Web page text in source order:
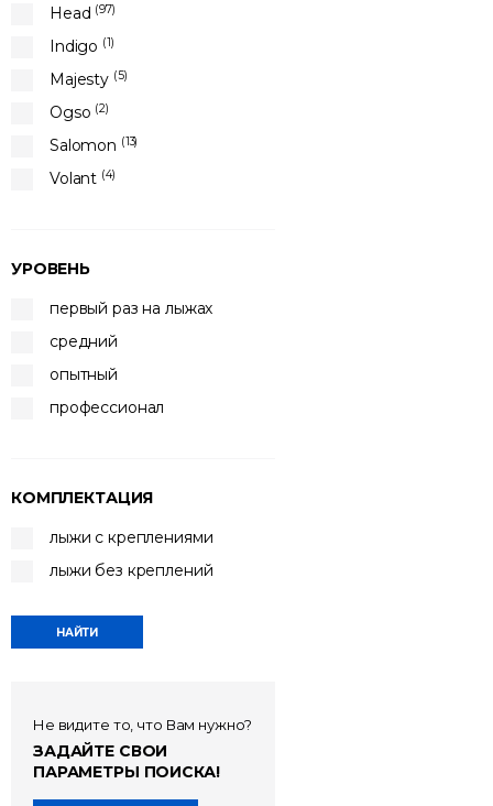
Head (97)
Indigo (1)
Majesty (5)
Ogso (2)
Salomon (13)
Volant (4)
УРОВЕНЬ
первый раз на лыжах
средний
опытный
профессионал
КОМПЛЕКТАЦИЯ
лыжи с креплениями
лыжи без креплений
Не видите то, что Вам нужно?
ЗАДАЙТЕ СВОИ
ПАРАМЕТРЫ ПОИСКА!